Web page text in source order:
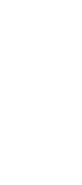
ke favorit
ke favorit